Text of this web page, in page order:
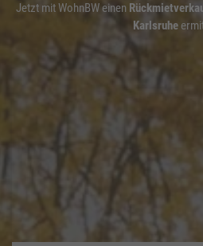
Jetzt mit WohnBW einen
Karlsruhe